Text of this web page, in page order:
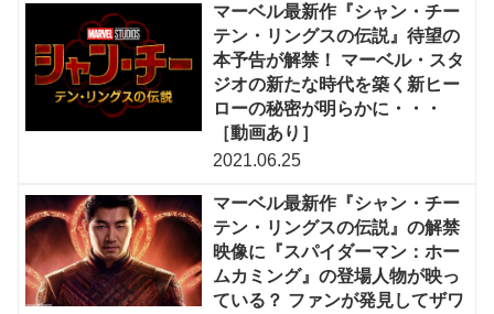
マーベル最新作『シャン・チー
テン・リングスの伝説』待望の
本予告が解禁！ マーベル・スタ
ジオの新たな時代を築く新ヒー
ローの秘密が明らかに・・・
［動画あり］
2021.06.25
マーベル最新作『シャン・チー
テン・リングスの伝説』の解禁
映像に『スパイダーマン：ホー
ムカミング』の登場人物が映っ
ている？ ファンが発見してザワ